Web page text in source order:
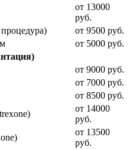
от 13000
руб.
от 9500 руб.
от 5000 руб.
от 9000 руб.
от 7000 руб.
от 8500 руб.
от 14000
руб.
от 13500
руб.